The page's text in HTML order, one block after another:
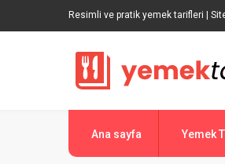
Resimli ve pratik yemek tarifleri |
Ana sayfa Yemek